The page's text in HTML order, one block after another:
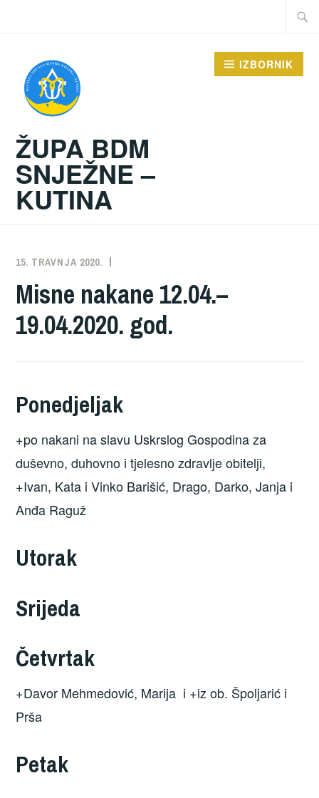
Traži:
ŽUPA BDM
SNJEŽNE –
KUTINA
IZBORNIK
15. TRAVNJA 2020.
Misne nakane 12.04.–
19.04.2020. god.
Ponedjeljak
+po nakani na slavu Uskrslog Gospodina za
duševno, duhovno i tjelesno zdravlje obitelji,
+Ivan, Kata i Vinko Barišić, Drago, Darko, Janja i
Anđa Raguž
Utorak
Srijeda
Četvrtak
+Davor Mehmedović, Marija i +iz ob. Špoljarić i
Prša
Petak